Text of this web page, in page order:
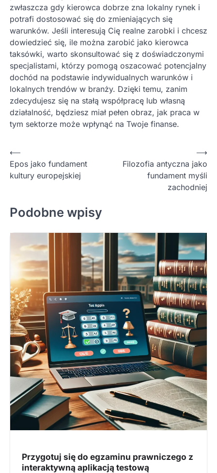
zwłaszcza gdy kierowca dobrze zna lokalny rynek i
potrafi dostosować się do zmieniających się
warunków. Jeśli interesują Cię realne zarobki i chcesz
dowiedzieć się, ile można zarobić jako kierowca
taksówki, warto skonsultować się z doświadczonymi
specjalistami, którzy pomogą oszacować potencjalny
dochód na podstawie indywidualnych warunków i
lokalnych trendów w branży. Dzięki temu, zanim
zdecydujesz się na stałą współpracę lub własną
działalność, będziesz miał pełen obraz, jak praca w
tym sektorze może wpłynąć na Twoje finanse.
Nawigacja
wpisu
⟵
Epos jako fundament
kultury europejskiej
Filozofia antyczna jako
fundament myśli
zachodniej
⟶
Podobne wpisy
Przygotuj się do egzaminu prawniczego z
interaktywną aplikacją testową